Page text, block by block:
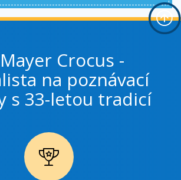
Crocus -
na poznávací
s 33-letou tradicí